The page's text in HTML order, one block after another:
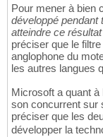
Pour mener à bien
développé pendant
atteindre ce résultat
préciser que le
anglophone du
les autres langues
Microsoft a quant
son concurrent sur
préciser que les
développer la